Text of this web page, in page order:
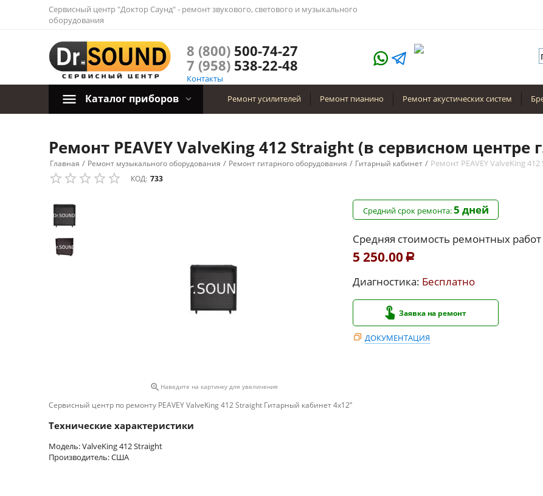
Сервисный центр "Доктор Саунд" - ремонт звукового, светового и музыкального
оборудования
8 (800)500-74-27
7 (958)538-22-48
Контакты
Каталог приборов Ремонт усилителей Ремонт пианино Ремонт акустических систем
Ремонт PEAVEY ValveKing 412 Straight (в сервисном центре
Главная / Ремонт музыкального оборудования / Ремонт гитарного оборудования / Гитарный кабинет / Ремонт PEAVEY ValveKing
КОД: 733
 Наведите на картинку для увеличения
Средний срок ремонта:5 дней
Средняя стоимость ремонтных работ
5 250.00 Р
Диагностика: Бесплатно
Заявка на ремонт
ДОКУМЕНТАЦИЯ
Сервисный центр по ремонту PEAVEY ValveKing 412 Straight Гитарный кабинет 4x12”
Технические характеристики
Модель: ValveKing 412 Straight
Производитель: США